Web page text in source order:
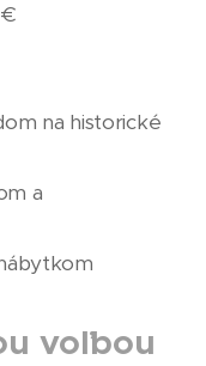
na historické
a
voľbou